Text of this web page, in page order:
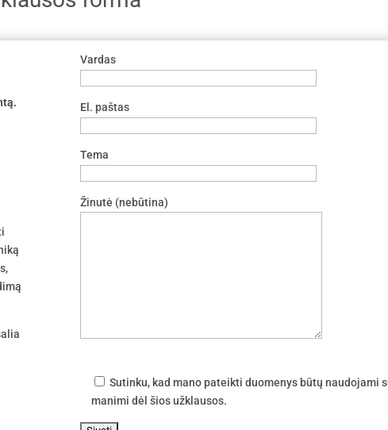
Vardas
El. paštas
Tema
Žinutė (nebūtina)
Sutinku, kad mano pateikti duomenys būtų naudojami
manimi dėl šios užklausos.